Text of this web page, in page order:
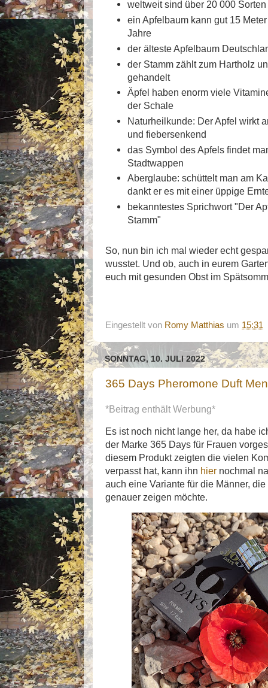
weltweit sind über 20 000
ein Apfelbaum kann gut 15
Jahre
der älteste Apfelbaum
der Stamm zählt zum Hartholz
gehandelt
Äpfel haben enorm viele
der Schale
Naturheilkunde: Der Apfel wirkt
und fiebersenkend
das Symbol des Apfels findet
Stadtwappen
Aberglaube: schüttelt man am
dankt er es mit einer üppige
bekanntestes Sprichwort "Der
Stamm"
So, nun bin ich mal wieder echt
wusstet. Und ob, auch in eurem
euch mit gesunden Obst im
Eingestellt von Romy Matthias um 15:31
SONNTAG, 10. JULI 2022
365 Days Pheromone Duft Men
*Beitrag enthält Werbung*
Es ist noch nicht lange her, da habe
der Marke 365 Days für Frauen
diesem Produkt zeigten die vielen
verpasst hat, kann ihn hier nochmal
auch eine Variante für die Männer,
genauer zeigen möchte.